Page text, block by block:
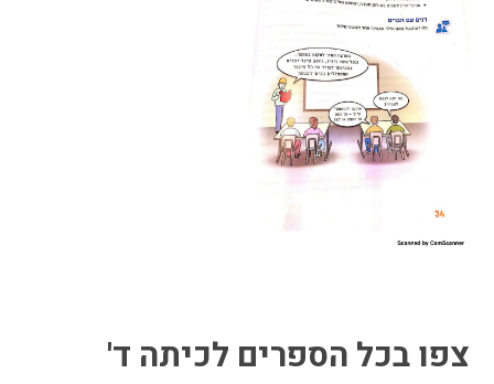
צפו בכל הספרים לכיתה ד'